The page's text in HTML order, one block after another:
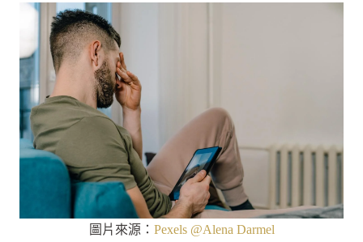
圖片來源： Pexels @Alena Darmel